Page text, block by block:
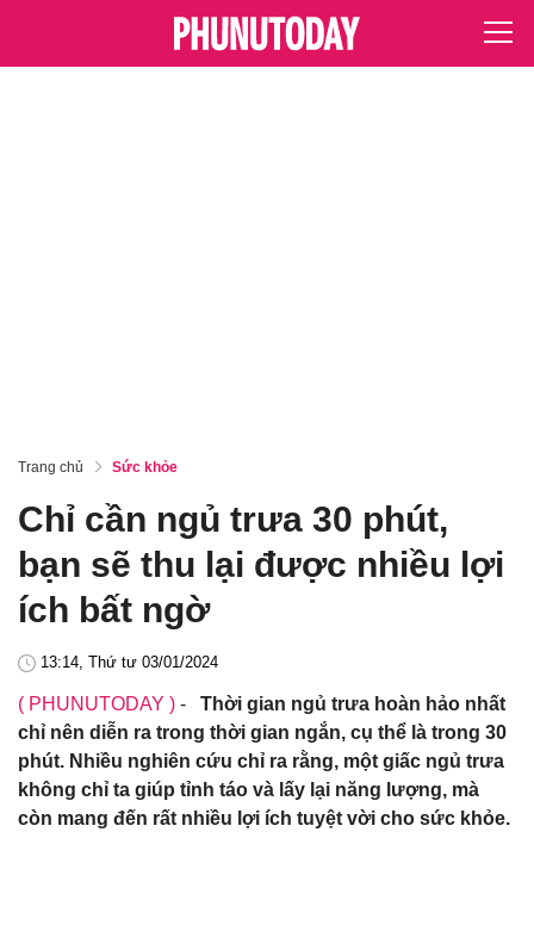
Trang chủ Sức khỏe
Chỉ cần ngủ trưa 30 phút,
bạn sẽ thu lại được nhiều lợi
ích bất ngờ
13:14, Thứ tư 03/01/2024
( PHUNUTODAY ) -
Thời gian ngủ trưa hoàn hảo nhất
chỉ nên diễn ra trong thời gian ngắn, cụ thể là trong 30
phút. Nhiều nghiên cứu chỉ ra rằng, một giấc ngủ trưa
không chỉ ta giúp tỉnh táo và lấy lại năng lượng, mà
còn mang đến rất nhiều lợi ích tuyệt vời cho sức khỏe.